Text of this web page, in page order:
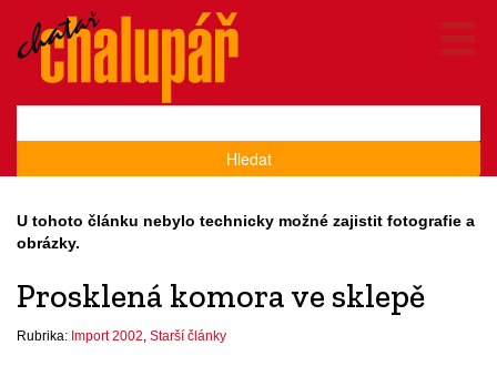
Hledat
U tohoto článku nebylo technicky možné zajistit fotografie a
obrázky.
Prosklená komora ve sklepě
Rubrika: Import 2002 Starší články